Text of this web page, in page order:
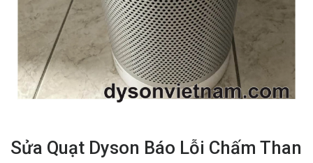
Sửa Quạt Dyson Báo Lỗi Chấm Than